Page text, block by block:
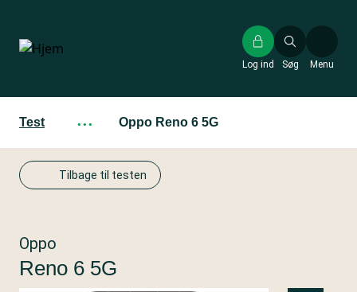
hovedindhold
Søg
Log ind Menu
Test ··· Oppo Reno 6 5G
Tilbage til testen
Oppo
Reno 6 5G